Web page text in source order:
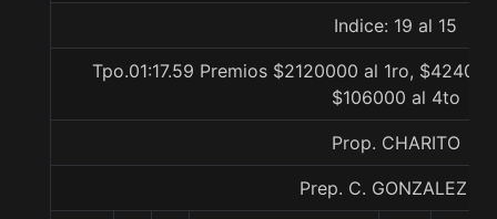
Indice: 19 al 15
Tpo.01:17.59 Premios $2120000 al 1ro,
$106000 al 4to
Prop. CHARITO
Prep. C. GONZALEZ M.